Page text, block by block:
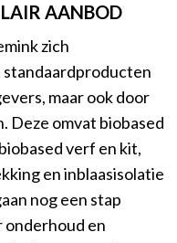
AANBOD
zich
maar ook door
Deze omvat biobased
verf en kit,
en inblaasisolatie
nog een stap
en